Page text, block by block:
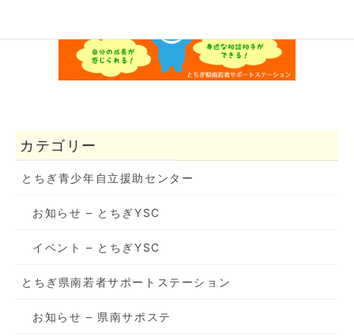
カテゴリー
とちぎ青少年自立援助センター
お知らせ – とちぎYSC
イベント – とちぎYSC
とちぎ県南若者サポートステーション
お知らせ – 県南サポステ